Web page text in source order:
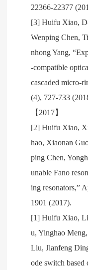
22366-22377
[3] Huifu Xiao,
Wenping Chen,
nhong Yang,
-compatible
cascaded micro-
(4), 727-733
【2017】
[2] Huifu Xiao,
hao, Xiaonan
ping Chen,
unable Fano
ing resonators,”
1901 (2017).
[1] Huifu Xiao,
u, Yinghao
Liu, Jianfeng
ode switch based